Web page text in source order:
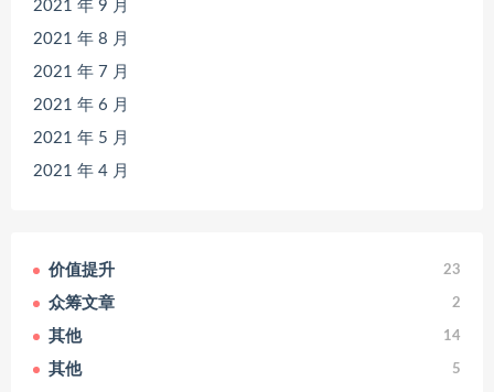
2021 年 9 月
2021 年 8 月
2021 年 7 月
2021 年 6 月
2021 年 5 月
2021 年 4 月
价值提升 23
众筹文章 2
其他 14
其他 5